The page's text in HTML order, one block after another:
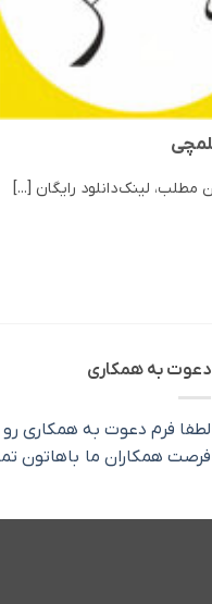
دعوت به همکاری
لطفا فرم دعوت به همکاری رو
فرصت همکاران ما باهاتون